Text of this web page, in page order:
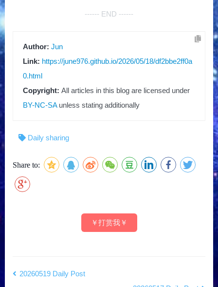
------ END ------
Author: Jun
Link: https://june976.github.io/2026/05/18/df2bbe2ff0a
0.html
Copyright: All articles in this blog are licensed under
BY-NC-SAunless stating additionally
Daily sharing
Share to:
￥打赏我￥
20260519 Daily Post